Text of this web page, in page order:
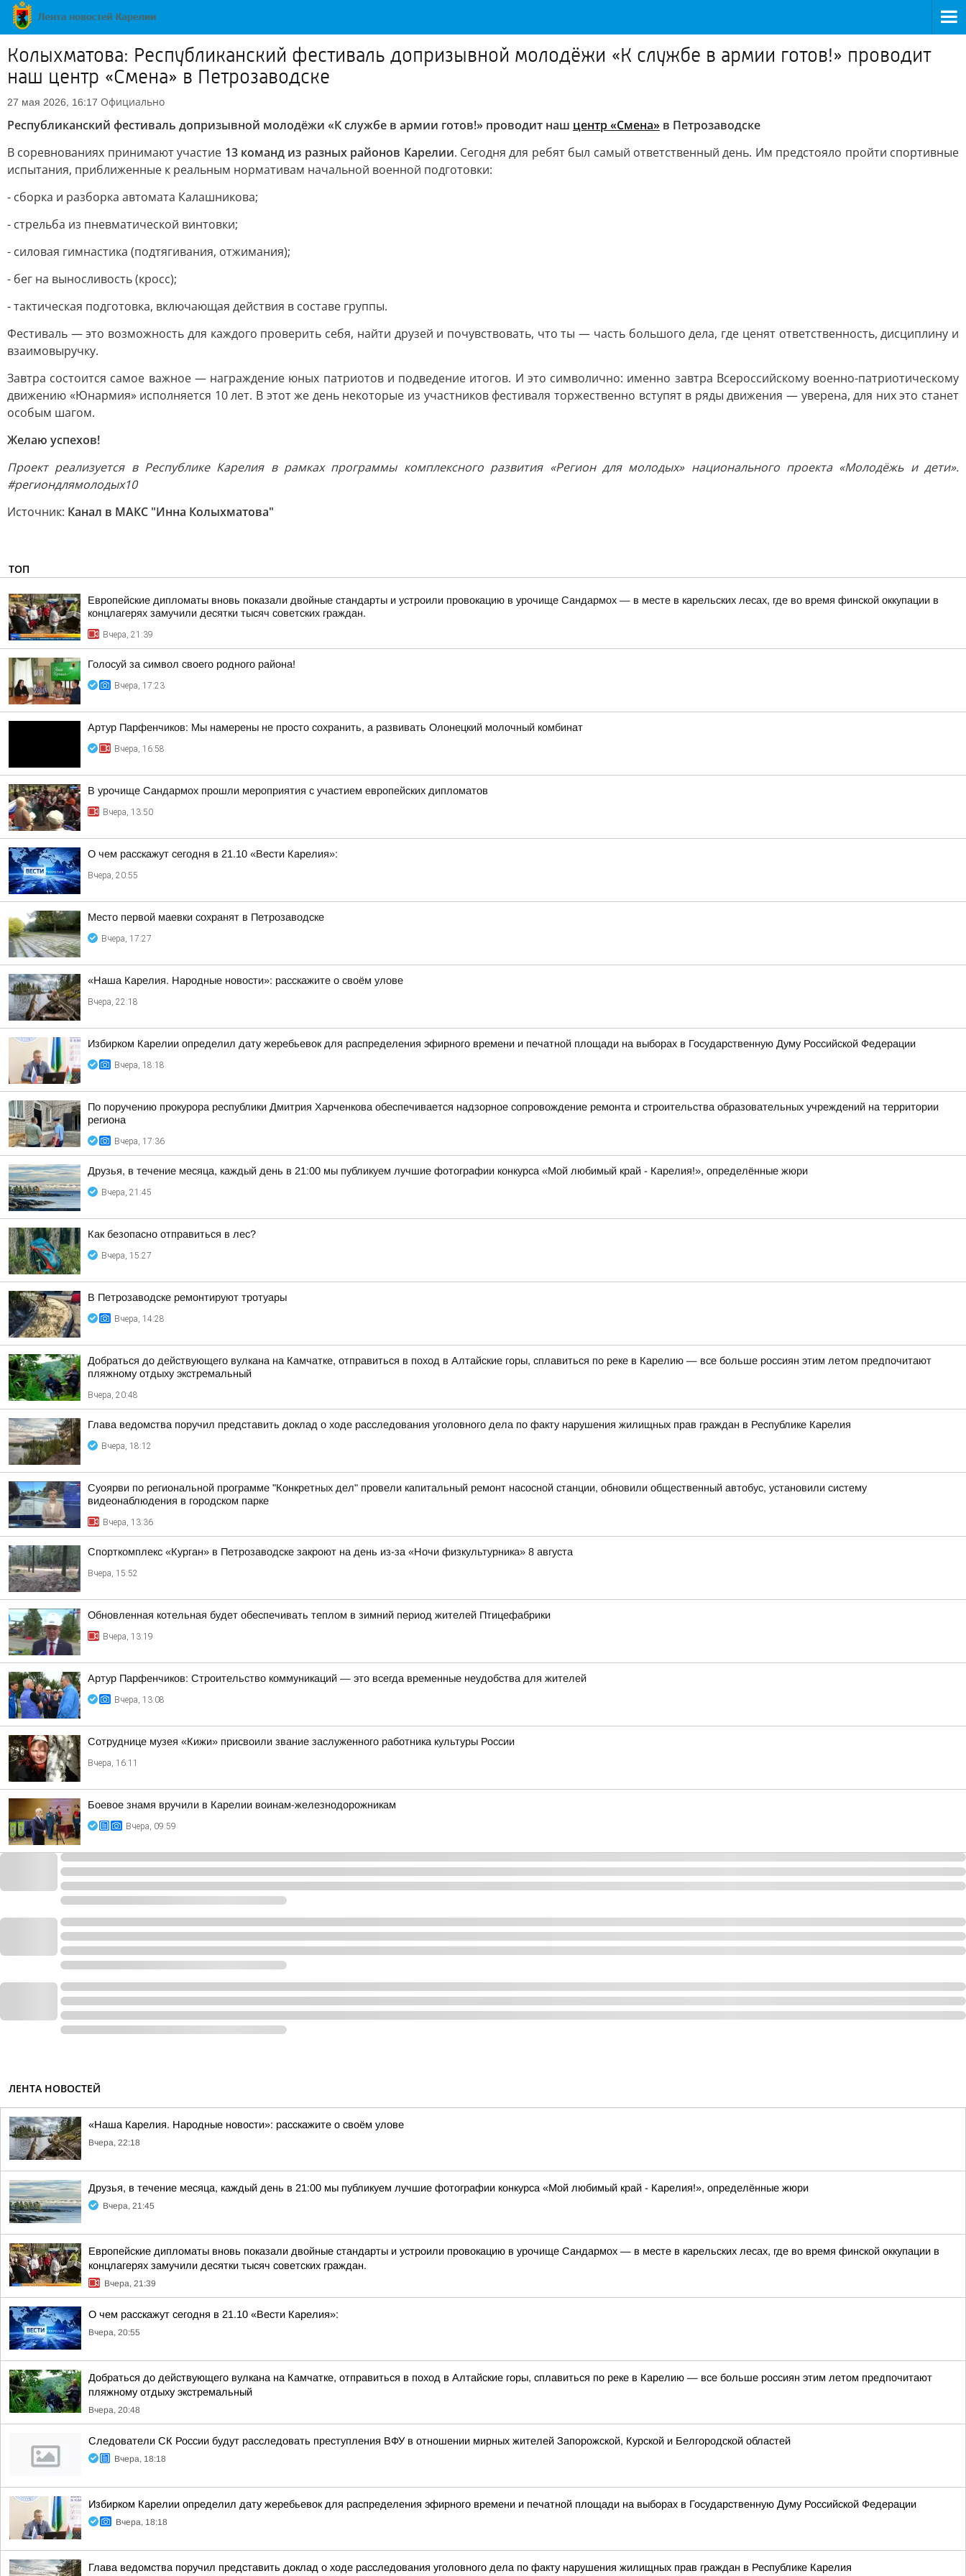
Колыхматова: Республиканский фестиваль допризывной молодёжи «К службе в армии готов!» проводит
наш центр «Смена» в Петрозаводске
27 мая 2026, 16:17 Официально
Республиканский фестиваль допризывной молодёжи «К службе в армии готов!» проводит наш центр «Смена» в Петрозаводске
В соревнованиях принимают участие 13 команд из разных районов Карелии. Сегодня для ребят был самый ответственный день. Им предстояло пройти спортивные
испытания, приближенные к реальным нормативам начальной военной подготовки:
- сборка и разборка автомата Калашникова;
- стрельба из пневматической винтовки;
- силовая гимнастика (подтягивания, отжимания);
- бег на выносливость (кросс);
- тактическая подготовка, включающая действия в составе группы.
Фестиваль — это возможность для каждого проверить себя, найти друзей и почувствовать, что ты — часть большого дела, где ценят ответственность, дисциплину и
взаимовыручку.
Завтра состоится самое важное — награждение юных патриотов и подведение итогов. И это символично: именно завтра Всероссийскому военно-патриотическому
движению «Юнармия» исполняется 10 лет. В этот же день некоторые из участников фестиваля торжественно вступят в ряды движения — уверена, для них это станет
особым шагом.
Желаю успехов!
Проект реализуется в Республике Карелия в рамках программы комплексного развития «Регион для молодых» национального проекта «Молодёжь и дети».
#региондлямолодых10
Источник: Канал в МАКС "Инна Колыхматова"
ТОП
Европейские дипломаты вновь показали двойные стандарты и устроили провокацию в урочище Сандармох — в месте в карельских лесах, где во время финской оккупации в
концлагерях замучили десятки тысяч советских граждан.
Вчера, 21:39
Голосуй за символ своего родного района!
Вчера, 17:23
Артур Парфенчиков: Мы намерены не просто сохранить, а развивать Олонецкий молочный комбинат
Вчера, 16:58
В урочище Сандармох прошли мероприятия с участием европейских дипломатов
Вчера, 13:50
О чем расскажут сегодня в 21.10 «Вести Карелия»:
Вчера, 20:55
Место первой маевки сохранят в Петрозаводске
Вчера, 17:27
«Наша Карелия. Народные новости»: расскажите о своём улове
Вчера, 22:18
Избирком Карелии определил дату жеребьевок для распределения эфирного времени и печатной площади на выборах в Государственную Думу Российской Федерации
Вчера, 18:18
По поручению прокурора республики Дмитрия Харченкова обеспечивается надзорное сопровождение ремонта и строительства образовательных учреждений на территории
региона
Вчера, 17:36
Друзья, в течение месяца, каждый день в 21:00 мы публикуем лучшие фотографии конкурса «Мой любимый край - Карелия!», определённые жюри
Вчера, 21:45
Как безопасно отправиться в лес?
Вчера, 15:27
В Петрозаводске ремонтируют тротуары
Вчера, 14:28
Добраться до действующего вулкана на Камчатке, отправиться в поход в Алтайские горы, сплавиться по реке в Карелию — все больше россиян этим летом предпочитают
пляжному отдыху экстремальный
Вчера, 20:48
Глава ведомства поручил представить доклад о ходе расследования уголовного дела по факту нарушения жилищных прав граждан в Республике Карелия
Вчера, 18:12
Суоярви по региональной программе "Конкретных дел" провели капитальный ремонт насосной станции, обновили общественный автобус, установили систему
видеонаблюдения в городском парке
Вчера, 13:36
Спорткомплекс «Курган» в Петрозаводске закроют на день из-за «Ночи физкультурника» 8 августа
Вчера, 15:52
Обновленная котельная будет обеспечивать теплом в зимний период жителей Птицефабрики
Вчера, 13:19
Артур Парфенчиков: Строительство коммуникаций — это всегда временные неудобства для жителей
Вчера, 13:08
Сотруднице музея «Кижи» присвоили звание заслуженного работника культуры России
Вчера, 16:11
Боевое знамя вручили в Карелии воинам-железнодорожникам
Вчера, 09:59
ЛЕНТА НОВОСТЕЙ
«Наша Карелия. Народные новости»: расскажите о своём улове
Вчера, 22:18
Друзья, в течение месяца, каждый день в 21:00 мы публикуем лучшие фотографии конкурса «Мой любимый край - Карелия!», определённые жюри
Вчера, 21:45
Европейские дипломаты вновь показали двойные стандарты и устроили провокацию в урочище Сандармох — в месте в карельских лесах, где во время финской оккупации в
концлагерях замучили десятки тысяч советских граждан.
Вчера, 21:39
О чем расскажут сегодня в 21.10 «Вести Карелия»:
Вчера, 20:55
Добраться до действующего вулкана на Камчатке, отправиться в поход в Алтайские горы, сплавиться по реке в Карелию — все больше россиян этим летом предпочитают
пляжному отдыху экстремальный
Вчера, 20:48
Следователи СК России будут расследовать преступления ВФУ в отношении мирных жителей Запорожской, Курской и Белгородской областей
Вчера, 18:18
Избирком Карелии определил дату жеребьевок для распределения эфирного времени и печатной площади на выборах в Государственную Думу Российской Федерации
Вчера, 18:18
Глава ведомства поручил представить доклад о ходе расследования уголовного дела по факту нарушения жилищных прав граждан в Республике Карелия